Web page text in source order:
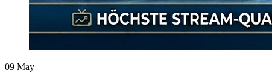
09 May